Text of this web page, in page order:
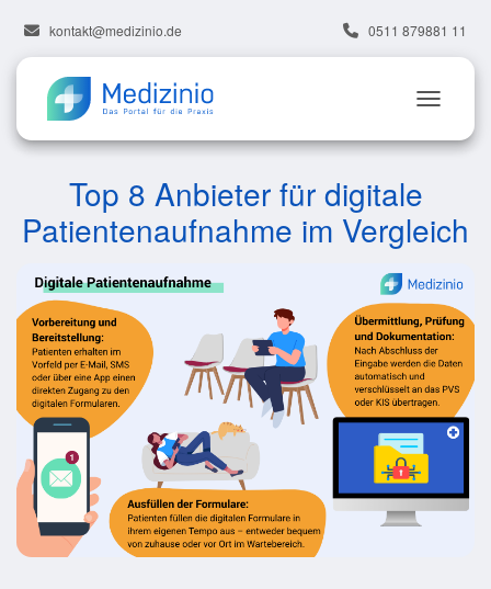
kontakt@medizinio.de 0511 879881 11
Top 8 Anbieter für digitale
Patientenaufnahme im Vergleich